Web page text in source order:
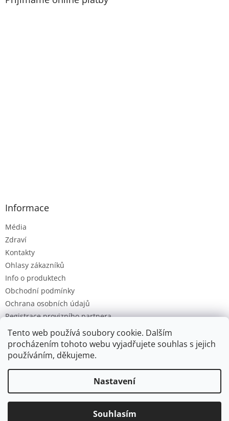
Tento web používá soubory cookie. Dalším
procházením tohoto webu vyjadřujete souhlas s jejich
používáním, děkujeme.
Nastavení
Souhlasím
Ve dnech 4.-14.8. dobíjíme baterky. Všechny objednávky budou
postupně zpracovány po tomto datu. Děkujeme za laskavé
Informace
Média
Zdraví
Kontakty
Ohlasy zákazníků
Info o produktech
Obchodní podmínky
Ochrana osobních údajů
Registrace provizního partnera
Provizní systém
nastavení cookies